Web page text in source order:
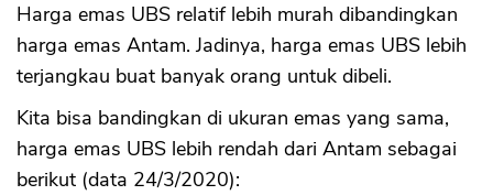
Harga emas UBS relatif lebih murah dibandingkan
harga emas Antam. Jadinya, harga emas UBS lebih
terjangkau buat banyak orang untuk dibeli.
Kita bisa bandingkan di ukuran emas yang sama,
harga emas UBS lebih rendah dari Antam sebagai
berikut (data 24/3/2020):